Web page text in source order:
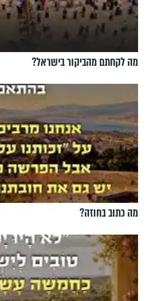
מה לקחתם מהביקור בישראל?
מה כתוב בחוזה?